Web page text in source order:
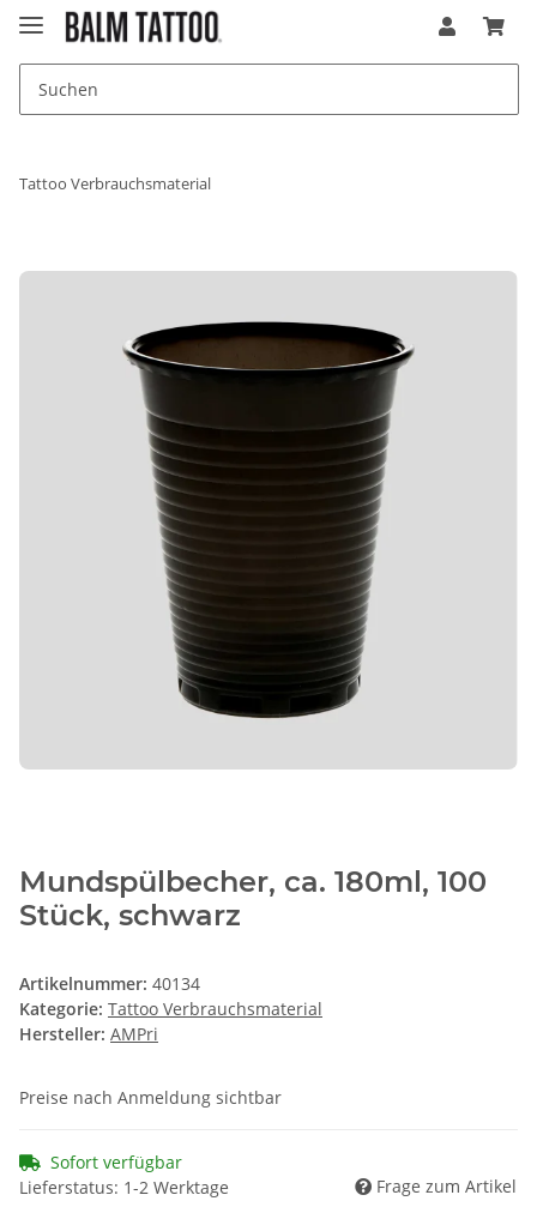
Tattoo Verbrauchsmaterial
Mundspülbecher, ca. 180ml, 100
Stück, schwarz
Artikelnummer: 40134
Kategorie: Tattoo Verbrauchsmaterial
Hersteller: AMPri
Preise nach Anmeldung sichtbar
Sofort verfügbar
Lieferstatus: 1-2 Werktage
Frage zum Artikel